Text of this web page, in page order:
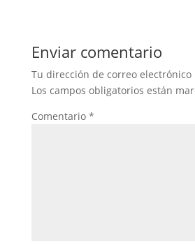
Enviar comentario
Tu dirección de correo
Los campos obligatorios están
Comentario *